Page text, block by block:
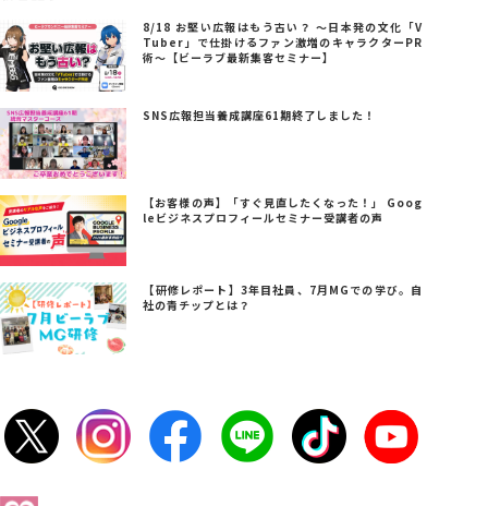
8/18 お堅い広報はもう古い？ ～日本発の文化「V
Tuber」で仕掛けるファン激増のキャラクターPR
術～【ビーラブ最新集客セミナー】
SNS広報担当養成講座61期終了しました！
【お客様の声】「すぐ見直したくなった！」 Goog
leビジネスプロフィールセミナー受講者の声
【研修レポート】3年目社員、7月MGでの学び。自
社の青チップとは？